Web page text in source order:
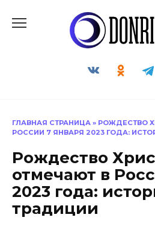
ГЛАВНАЯ СТРАНИЦА » РОЖДЕСТВО
РОССИИ 7 ЯНВАРЯ 2023 ГОДА:
Рождество
отмечают в
2023 года:
традиции